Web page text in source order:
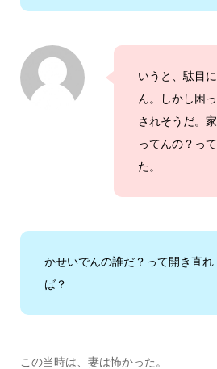
いうと、駄目
ん。しかし困
されそうだ。
ってんの？っ
た。
かせいでんの誰だ？って開き直れ
ば？
この当時は、妻は怖かった。